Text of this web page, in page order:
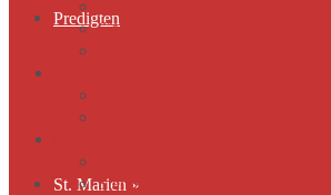
Predigten
St. Marien »
Geschichte St.Marien
Sternsinger